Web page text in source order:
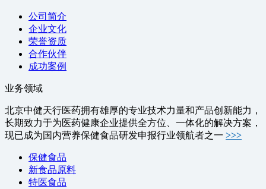
公司简介
企业文化
荣誉资质
合作伙伴
成功案例
业务领域
北京中健天行医药拥有雄厚的专业技术力量和产品创新能力，
长期致力于为医药健康企业提供全方位、一体化的解决方案，
现已成为国内营养保健食品研发申报行业领航者之一 >>>
保健食品
新食品原料
特医食品